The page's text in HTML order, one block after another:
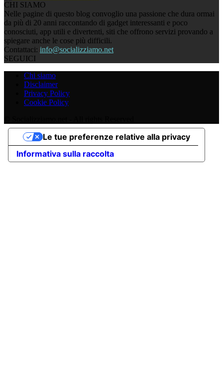
CHI SIAMO
Nelle pagine di questo blog convoglio una passione che dura ormai
da più di 20 anni raccontando di gadget interessanti e poco
conosciuti, app utili e divertenti, siti che offrono servizi provando a
spiegare anche le cose più difficili.
Contattaci: info@socializziamo.net
SEGUICI
Chi siamo
Disclaimer
Privacy Policy
Cookie Policy
Informativa sulla raccolta
Le tue preferenze relative alla privacy